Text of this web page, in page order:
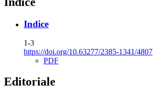
Indice
1-3
https://doi.org/10.63277/2385-1341/4807
PDF
Editoriale